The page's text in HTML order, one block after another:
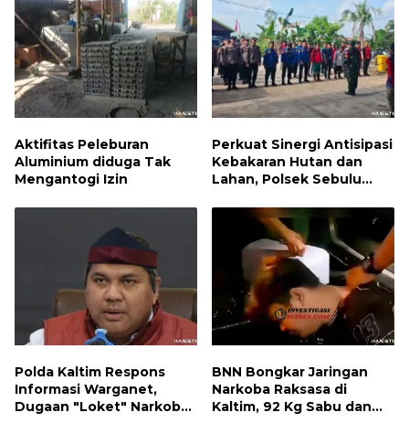
Aktifitas Peleburan
Aluminium diduga Tak
Mengantogi Izin
Perkuat Sinergi Antisipasi
Kebakaran Hutan dan
Lahan, Polsek Sebulu
Kesiapsiagaan Karhutla
Polda Kaltim Respons
Informasi Warganet,
Dugaan "Loket" Narkoba
BNN Bongkar Jaringan
Narkoba Raksasa di
Kaltim, 92 Kg Sabu dan